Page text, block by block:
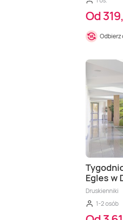
Od
Odbierz
Egles w
Druskienniki
1-2 osób